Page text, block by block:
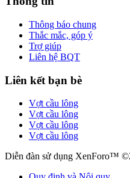
Thông báo chung
Thắc mắc, góp ý
Trợ giúp
Liên hệ BQT
Liên kết bạn bè
Vợt cầu lông
Vợt cầu lông
Vợt cầu lông
Vợt cầu lông
Diễn đàn sử dụng XenForo™